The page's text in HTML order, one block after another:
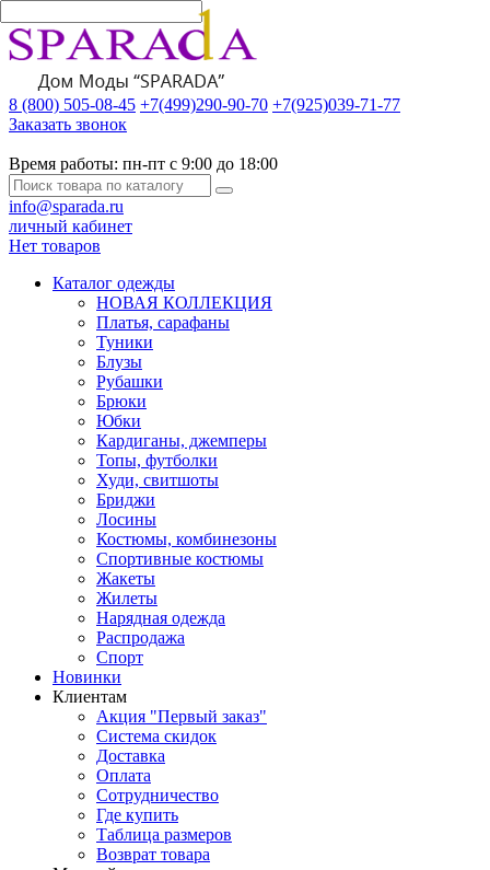
8 (800) 505-08-45 +7(499)290-90-70 +7(925)039-71-77
Заказать звонок
Время работы: пн-пт с 9:00 до 18:00
info@sparada.ru
личный кабинет
Нет товаров
Каталог одежды
НОВАЯ КОЛЛЕКЦИЯ
Платья, сарафаны
Туники
Блузы
Рубашки
Брюки
Юбки
Кардиганы, джемперы
Топы, футболки
Худи, свитшоты
Бриджи
Лосины
Костюмы, комбинезоны
Спортивные костюмы
Жакеты
Жилеты
Нарядная одежда
Распродажа
Спорт
Новинки
Клиентам
Акция "Первый заказ"
Система скидок
Доставка
Оплата
Сотрудничество
Где купить
Таблица размеров
Возврат товара